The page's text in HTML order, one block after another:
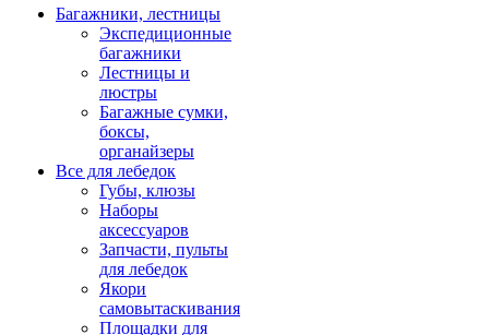
Багажники, лестницы
Экспедиционные
багажники
Лестницы и
люстры
Багажные сумки,
боксы,
органайзеры
Все для лебедок
Губы, клюзы
Наборы
аксессуаров
Запчасти, пульты
для лебедок
Якори
самовытаскивания
Площадки для